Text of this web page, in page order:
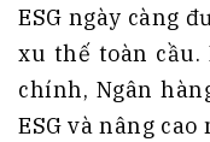
ESG ngày càng
xu thế toàn cầu.
chính, Ngân
ESG và nâng